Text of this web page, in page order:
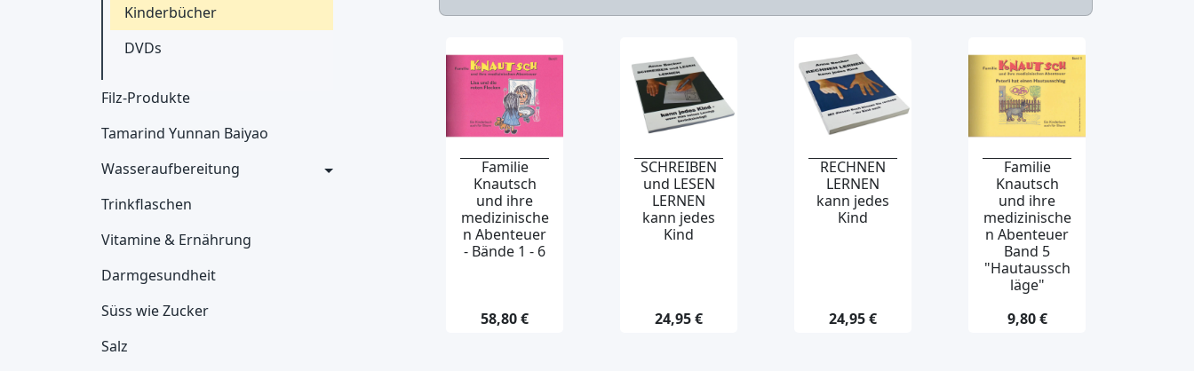
Kinderbücher
DVDs
Filz-Produkte
Tamarind Yunnan Baiyao
Wasseraufbereitung
Trinkflaschen
Vitamine & Ernährung
Darmgesundheit
Süss wie Zucker
Salz
Familie
Knautsch
und ihre
medizinische
n Abenteuer
- Bände 1 - 6
58,80 €
SCHREIBEN
und LESEN
LERNEN
kann jedes
Kind
24,95 €
RECHNEN
LERNEN
kann jedes
Kind
24,95 €
Familie
Knautsch
und ihre
medizinische
n Abenteuer
Band 5
"Hautaussch
läge"
9,80 €